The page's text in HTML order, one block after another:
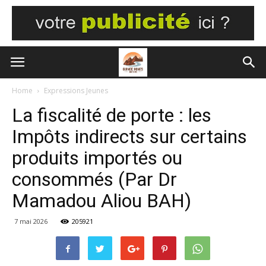
Home Expressions Jeunes
La fiscalité de porte : les
Impôts indirects sur certains
produits importés ou
consommés (Par Dr
Mamadou Aliou BAH)
7 mai 2026 205921